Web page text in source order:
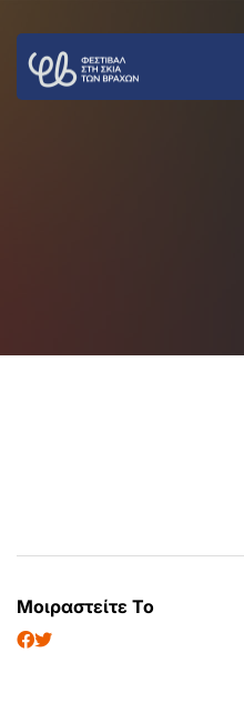
Μοιραστείτε Το